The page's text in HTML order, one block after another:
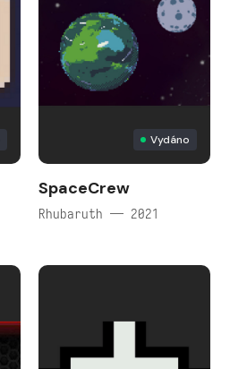
Vydáno
SpaceCrew
Rhubaruth — 2021